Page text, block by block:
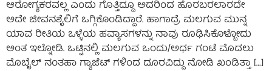
ಆರೋಗ್ಯಕರವಲ್ಲ ಎಂದು ಗೊತ್ತಿದ್ದೂ ಅದರಿಂದ ಹೊರಬರಲಾರದೇ
ಅದೇ ಜೀವನಶೈಲಿಗೆ ಒಗ್ಗಿಕೊಂಡಿದ್ದಾರೆ. ಹಾಗಾದ್ರೆ ಮಲಗುವ ಮುನ್ನ
ಯಾವ ರೀತಿಯ ಒಳ್ಳೆಯ ಹವ್ಯಾಸಗಳನ್ನು ನಾವು ರೂಢಿಸಿಕೊಳ್ಬೋದು
ಅಂತ ಇಲ್ನೋಡಿ. ಒಟ್ಟಿನಲ್ಲಿ ಮಲಗುವ ಒಂದು/ಅರ್ಧ ಗಂಟೆ ಮೊದಲು
ಮೊಬೈಲ್ ನಂತಹಾ ಗ್ಯಾಜೆಟ್ ಗಳಿಂದ ದೂರವಿದ್ದು ನೋಡಿ ಖಂಡಿತ್ತಾ […]